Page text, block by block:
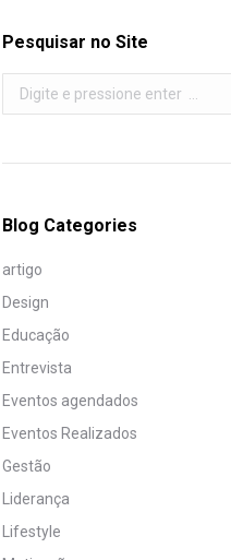
Pesquisar no Site
Search:
Blog Categories
artigo
Design
Educação
Entrevista
Eventos agendados
Eventos Realizados
Gestão
Liderança
Lifestyle